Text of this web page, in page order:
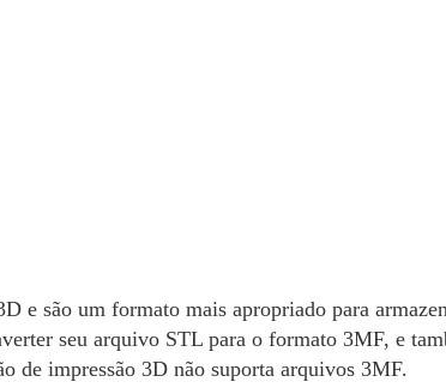
e são um formato mais apropriado para
seu arquivo STL para o formato 3MF, e
de impressão 3D não suporta arquivos 3MF.